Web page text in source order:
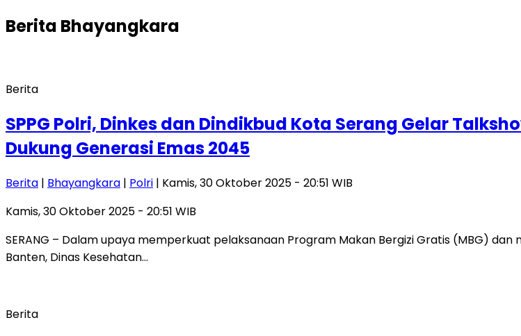
Berita Bhayangkara
Berita
SPPG Polri, Dinkes dan Dindikbud Kota Serang Gelar
Dukung Generasi Emas 2045
Berita | Bhayangkara | Polri | Kamis, 30 Oktober 2025 - 20:51 WIB
Kamis, 30 Oktober 2025 - 20:51 WIB
SERANG – Dalam upaya memperkuat pelaksanaan Program Makan Bergizi Gratis (MBG)
Banten, Dinas Kesehatan…
Berita